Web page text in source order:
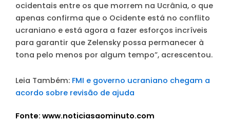
ocidentais entre os que morrem na Ucrânia, o que
apenas confirma que o Ocidente está no conflito
ucraniano e está agora a fazer esforços incríveis
para garantir que Zelensky possa permanecer à
tona pelo menos por algum tempo”, acrescentou.
Leia Também: FMI e governo ucraniano chegam a
acordo sobre revisão de ajuda
Fonte: www.noticiasaominuto.com